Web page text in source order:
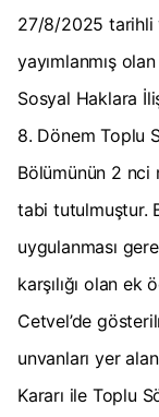
27/8/2025 tarihli
yayımlanmış
Sosyal Haklara
8. Dönem Toplu
Bölümünün 2 nci
tabi tutulmuştur.
uygulanması
karşılığı olan ek
Cetvel’de
unvanları yer
Kararı ile Toplu